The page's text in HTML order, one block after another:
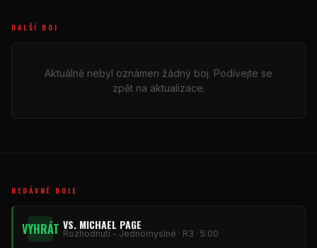
DALŠÍ BOJ
Aktuálně nebyl oznámen žádný boj. Podívejte se
zpět na aktualizace.
NEDÁVNÉ BOJE
VYHRÁT VS. MICHAEL PAGE
Rozhodnutí - Jednomyslné · R3 · 5:00